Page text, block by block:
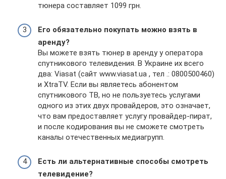
тюнера составляет 1099 грн.
Его обязательно покупать можно взять в
аренду?
Вы можете взять тюнер в аренду у оператора
спутникового телевидения. В Украине их всего
два: Viasat (сайт www.viasat.ua , тел .: 0800500460)
и XtraTV. Если вы являетесь абонентом
спутникового ТВ, но не пользуетесь услугами
одного из этих двух провайдеров, это означает,
что вам предоставляет услугу провайдер-пират,
и после кодирования вы не сможете смотреть
каналы отечественных медиагрупп.
Есть ли альтернативные способы смотреть
телевидение?